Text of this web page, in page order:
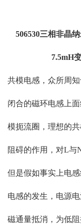
506530三相非晶
7.5mH
共模电感，众所周
闭合的磁环电感上
模扼流圈，理想的
阻碍的作用，对L与
但是假如事实上电
电感的发生，电源
磁通量抵消，为低